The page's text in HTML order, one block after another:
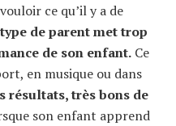
ce qu’il y a de
de parent met trop
de son enfant. Ce
en musique ou dans
résultats, très bons de
son enfant apprend